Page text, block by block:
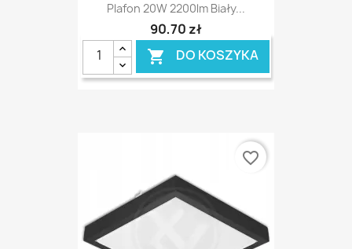
Plafon 20W 2200lm Biały...
90,70 zł
 DO KOSZYKA
favorite_border